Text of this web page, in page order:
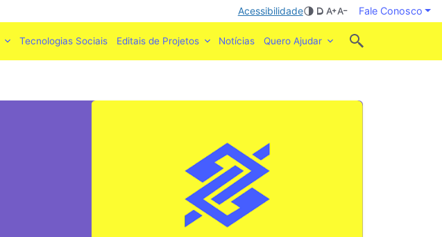
Acessibilidade Fale Conosco
Tecnologias Sociais Editais de Projetos Notícias Quero Ajudar